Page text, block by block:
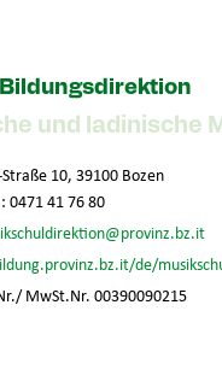
und ladinische
10, 39100 Bozen
0471 41 76 80
de/
MwSt.Nr. 00390090215